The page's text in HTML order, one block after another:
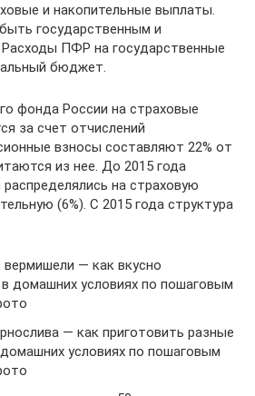
и накопительные выплаты.
государственным и
ПФР на государственные
бюджет.
фонда России на страховые
за счет отчислений
взносы составляют 22% от
из нее. До 2015 года
на страховую
(6%). С 2015 года структура
вермишели — как вкусно
домашних условиях по пошаговым
— как приготовить разные
условиях по пошаговым